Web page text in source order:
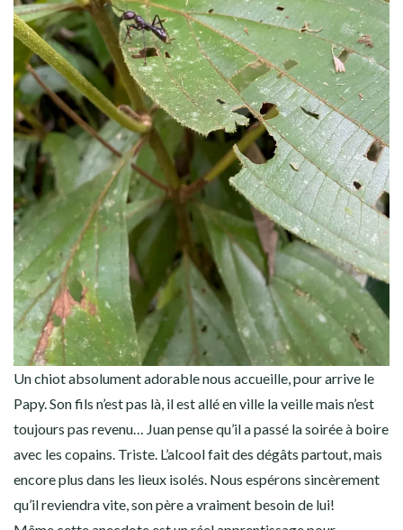
Un chiot absolument adorable nous accueille, pour arrive le
Papy. Son fils n’est pas là, il est allé en ville la veille mais n’est
toujours pas revenu… Juan pense qu’il a passé la soirée à boire
avec les copains. Triste. L’alcool fait des dégâts partout, mais
encore plus dans les lieux isolés. Nous espérons sincèrement
qu’il reviendra vite, son père a vraiment besoin de lui!